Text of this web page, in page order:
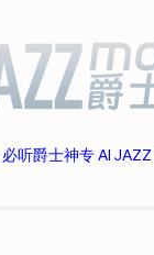
必听爵士神专AI JAZZ